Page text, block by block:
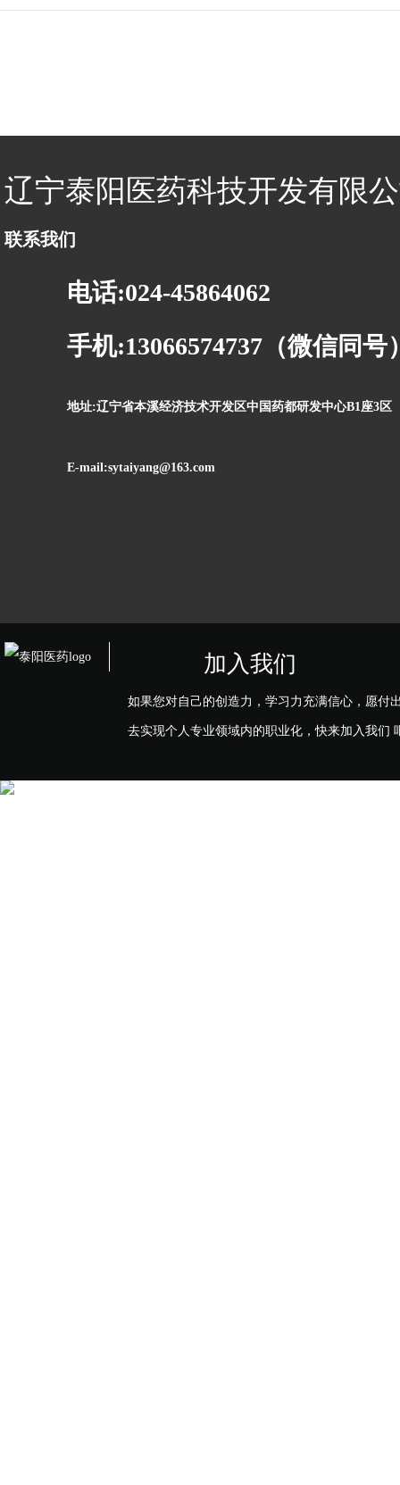
辽宁泰阳医药科技开发有限
联系我们
电话:024-45864062
手机:13066574737（微信同号
地址:辽宁省本溪经济技术开发区中国药都研发中心B1座3区
E-mail:sytaiyang@163.com
加入我们
如果您对自己的创造力，学习力充满信心，愿付
去实现个人专业领域内的职业化，快来加入我们